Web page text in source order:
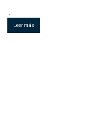
...
Leer más